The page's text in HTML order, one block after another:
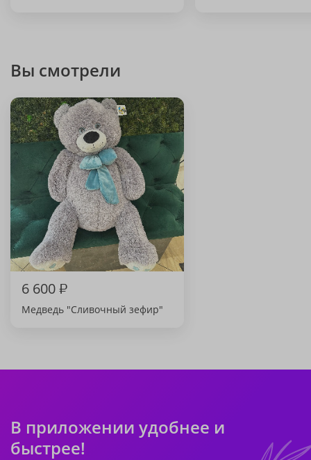
Вы смотрели
6 600₽
Медведь "Сливочный зефир"
В приложении удобнее и
быстрее!